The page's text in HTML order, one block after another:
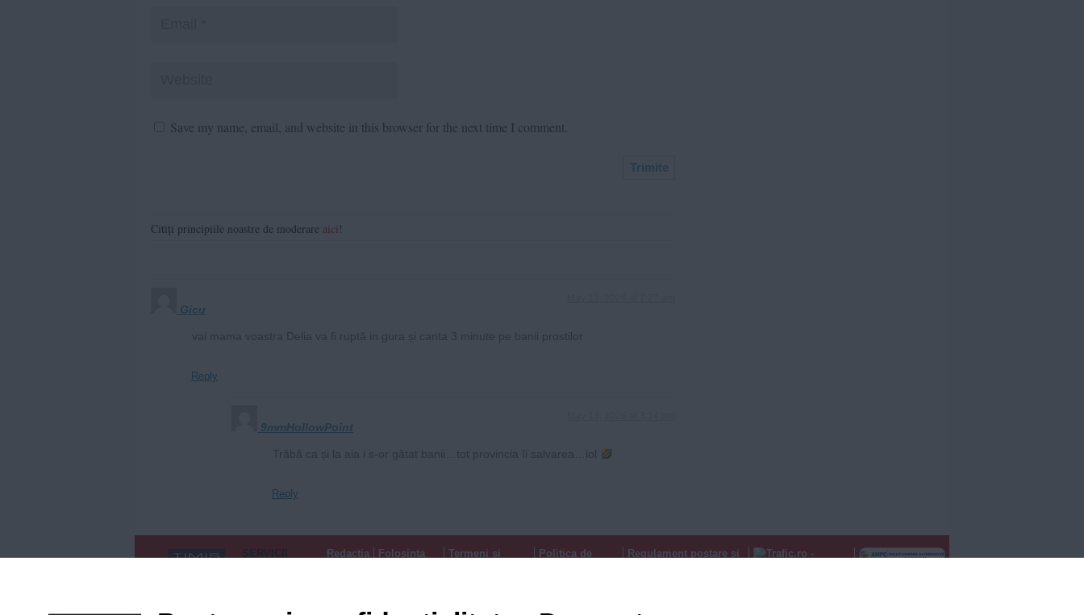
Save my name, email, and website in this browser for the next time I comment.
Citiți principiile noastre de moderare aici!
Gicu
Reply
9mmHollowPoint
Reply
SERVICII Redactia
Folosinta
Termeni si
Politica de
Regulament postare și